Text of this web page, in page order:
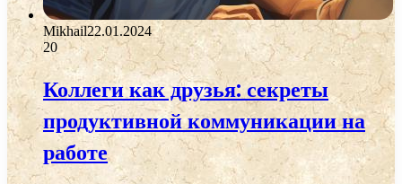
Mikhail22.01.2024
20
Коллеги как друзья: секреты
продуктивной коммуникации на
работе